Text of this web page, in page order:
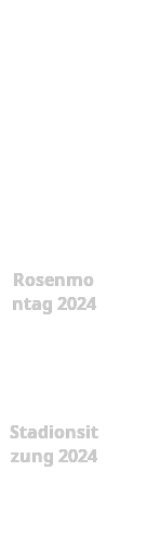
Rosenmo
ntag 2024
Stadionsit
zung 2024